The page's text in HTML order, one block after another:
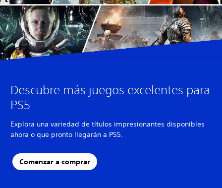
Descubre más juegos excelentes para
PS5
Explora una variedad de títulos impresionantes disponibles
ahora o que pronto llegarán a PS5.
Comenzar a comprar